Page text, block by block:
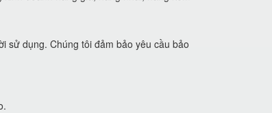
sử dụng. Chúng tôi đảm bảo yêu cầu bảo